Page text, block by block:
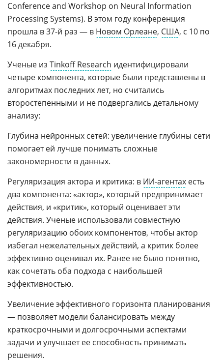
Conference and Workshop on Neural Information
Processing Systems). В этом году конференция
прошла в 37-й раз — в Новом Орлеане, США, с 10 по
16 декабря.
Ученые из Tinkoff Research идентифицировали
четыре компонента, которые были представлены в
алгоритмах последних лет, но считались
второстепенными и не подвергались детальному
анализу:
Глубина нейронных сетей: увеличение глубины сети
помогает ей лучше понимать сложные
закономерности в данных.
Регуляризация актора и критика: в ИИ-агентах есть
два компонента: «актор», который предпринимает
действия, и «критик», который оценивает эти
действия. Ученые использовали совместную
регуляризацию обоих компонентов, чтобы актор
избегал нежелательных действий, а критик более
эффективно оценивал их. Ранее не было понятно,
как сочетать оба подхода с наибольшей
эффективностью.
Увеличение эффективного горизонта планирования
— позволяет модели балансировать между
краткосрочными и долгосрочными аспектами
задачи и улучшает ее способность принимать
решения.